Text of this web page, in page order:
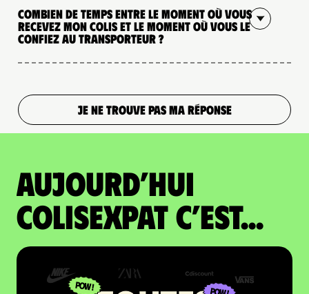
Combien de temps entre le moment où vous
recevez mon colis et le moment où vous le
confiez au transporteur ?
JE NE TROUVE PAS MA RÉPONSE
Aujourd’hui
colisexpat c’est...